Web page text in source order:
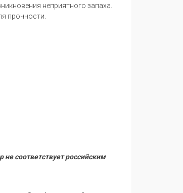
неприятного запаха.
прочности.
соответствует российским